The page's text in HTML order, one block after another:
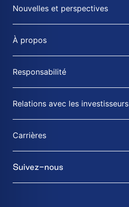
Nouvelles et perspectives
À propos
Responsabilité
Relations avec les investisseurs
Carrières
Suivez-nous